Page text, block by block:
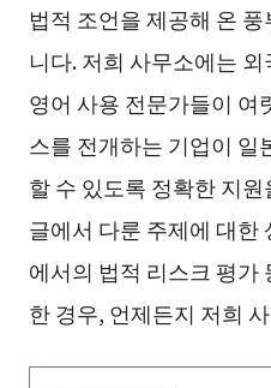
법적 조언을 제공해 온
니다. 저희 사무소에는
영어 사용 전문가들이 여
스를 전개하는 기업이 일
할 수 있도록 정확한 지
글에서 다룬 주제에 대한
에서의 법적 리스크 평가
한 경우, 언제든지 저희